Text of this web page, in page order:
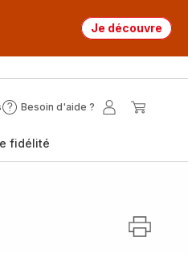
Je découvre
Besoin d'aide ?
Besoin
?
Mon
fidélité